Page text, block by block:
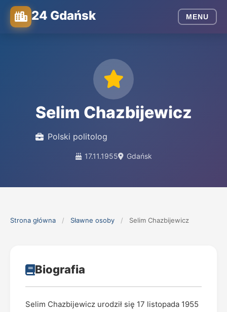
24 Gdańsk MENU
Selim Chazbijewicz
Polski politolog
17.11.1955 Gdańsk
Strona główna / Sławne osoby / Selim Chazbijewicz
Biografia
Selim Chazbijewicz urodził się 17 listopada 1955